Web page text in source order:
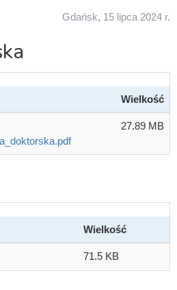
Gdańsk, 15 lipca 2024 r.
Wielkość
27.89 MB
Wielkość
71.5 KB